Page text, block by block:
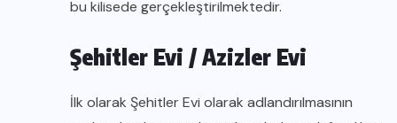
bu kilisede gerçekleştirilmektedir.
Şehitler Evi / Azizler Evi
İlk olarak Şehitler Evi olarak adlandırılmasının